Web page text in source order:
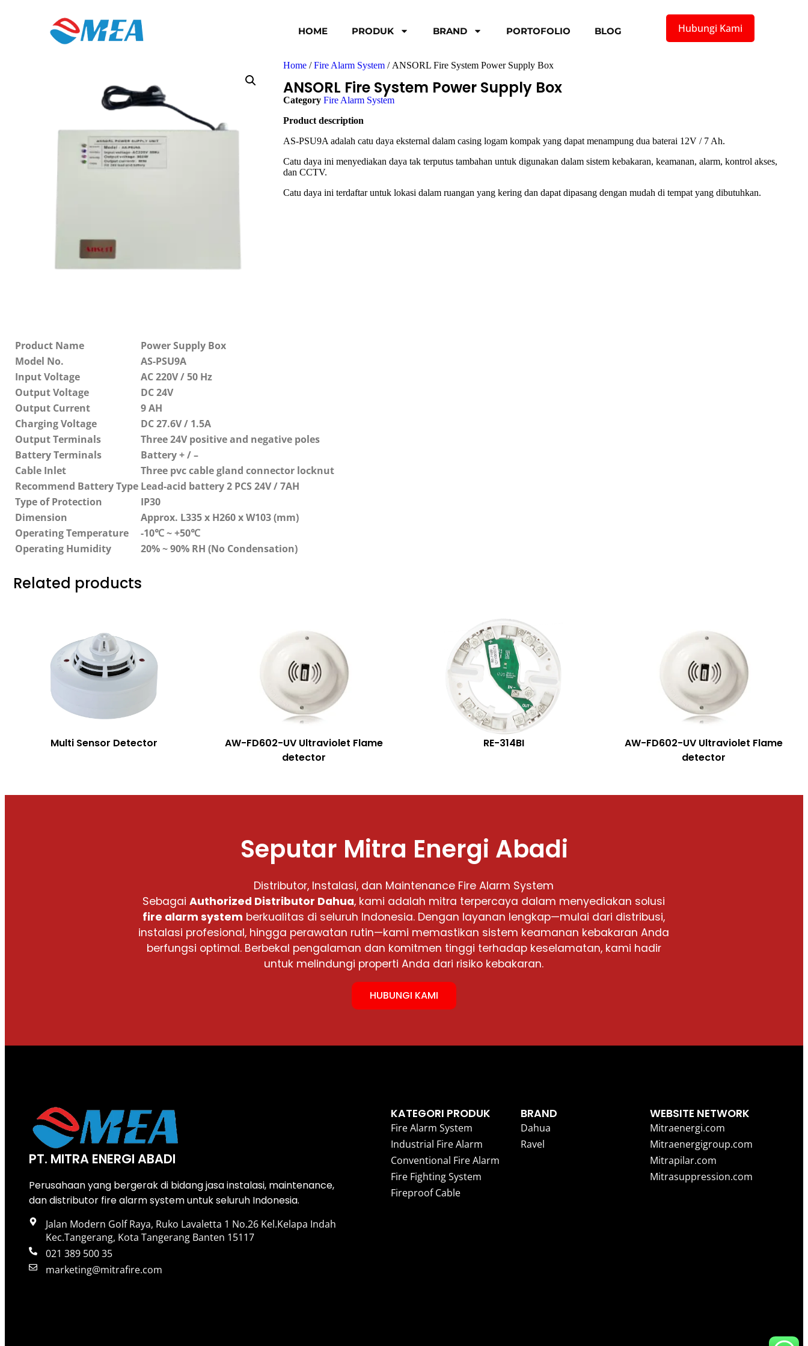
HOME PRODUK BRAND PORTOFOLIO BLOG Hubungi Kami
Home/Fire Alarm System/ ANSORL Fire System Power Supply Box
ANSORL Fire System Power Supply Box
Category Fire Alarm System
Product description
AS-PSU9A adalah catu daya eksternal dalam casing logam kompak yang dapat menampung dua baterai 12V / 7 Ah.
Catu daya ini menyediakan daya tak terputus tambahan untuk digunakan dalam sistem kebakaran, keamanan, alarm, kontrol akses,
dan CCTV.
Catu daya ini terdaftar untuk lokasi dalam ruangan yang kering dan dapat dipasang dengan mudah di tempat yang dibutuhkan.
Product Name
Power Supply Box
Model No.
AS-PSU9A
Input Voltage
AC 220V / 50 Hz
Output Voltage
DC 24V
Output Current
9 AH
Charging Voltage
DC 27.6V / 1.5A
Output Terminals
Three 24V positive and negative poles
Battery Terminals
Battery + / –
Cable Inlet
Three pvc cable gland connector locknut
Recommend Battery Type Lead-acid battery 2 PCS 24V / 7AH
Type of Protection
IP30
Dimension
Approx. L335 x H260 x W103 (mm)
Operating Temperature
-10℃~ +50℃
Operating Humidity
20% ~ 90% RH (No Condensation)
Related products
Multi Sensor Detector
AW-FD602-UV Ultraviolet Flame
detector
RE-314BI
AW-FD602-UV Ultraviolet Flame
detector
Seputar Mitra Energi Abadi
Distributor, Instalasi, dan Maintenance Fire Alarm System
SebagaiAuthorized Distributor Dahua, kami adalah mitra terpercaya dalam menyediakan solusi
fire alarm system berkualitas di seluruh Indonesia. Dengan layanan lengkap—mulai dari distribusi,
instalasi profesional, hingga perawatan rutin—kami memastikan sistem keamanan kebakaran Anda
berfungsi optimal. Berbekal pengalaman dan komitmen tinggi terhadap keselamatan, kami hadir
untuk melindungi properti Anda dari risiko kebakaran.
HUBUNGI KAMI
PT. MITRA ENERGI ABADI
Perusahaan yang bergerak di bidang jasa instalasi, maintenance,
dan distributor fire alarm system untuk seluruh Indonesia.
Jalan Modern Golf Raya, Ruko Lavaletta 1 No.26 Kel.Kelapa Indah
Kec.Tangerang, Kota Tangerang Banten 15117
021 389 500 35
marketing@mitrafire.com
KATEGORI PRODUK
Fire Alarm System
Industrial Fire Alarm
Conventional Fire Alarm
Fire Fighting System
Fireproof Cable
BRAND
Dahua
Ravel
WEBSITE NETWORK
Mitraenergi.com
Mitraenergigroup.com
Mitrapilar.com
Mitrasuppression.com